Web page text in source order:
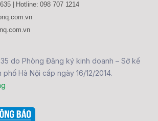
| Hotline: 098 707 1214
do Phòng Đăng ký kinh doanh – Sở kế
Hà Nội cấp ngày 16/12/2014.